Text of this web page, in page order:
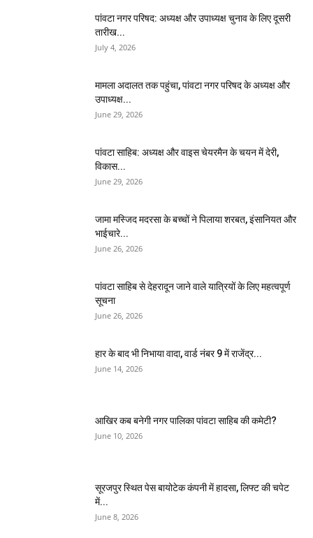
पांवटा नगर परिषद: अध्यक्ष और उपाध्यक्ष चुनाव के लिए दूसरी
तारीख...
July 4, 2026
मामला अदालत तक पहुंचा, पांवटा नगर परिषद के अध्यक्ष और
उपाध्यक्ष...
June 29, 2026
पांवटा साहिब: अध्यक्ष और वाइस चेयरमैन के चयन में देरी,
विकास...
June 29, 2026
जामा मस्जिद मदरसा के बच्चों ने पिलाया शरबत, इंसानियत और
भाईचारे...
June 26, 2026
पांवटा साहिब से देहरादून जाने वाले यात्रियों के लिए महत्वपूर्ण
सूचना
June 26, 2026
हार के बाद भी निभाया वादा, वार्ड नंबर 9 में राजेंद्र...
June 14, 2026
आखिर कब बनेगी नगर पालिका पांवटा साहिब की कमेटी?
June 10, 2026
सूरजपुर स्थित पेस बायोटेक कंपनी में हादसा, लिफ्ट की चपेट
में...
June 8, 2026